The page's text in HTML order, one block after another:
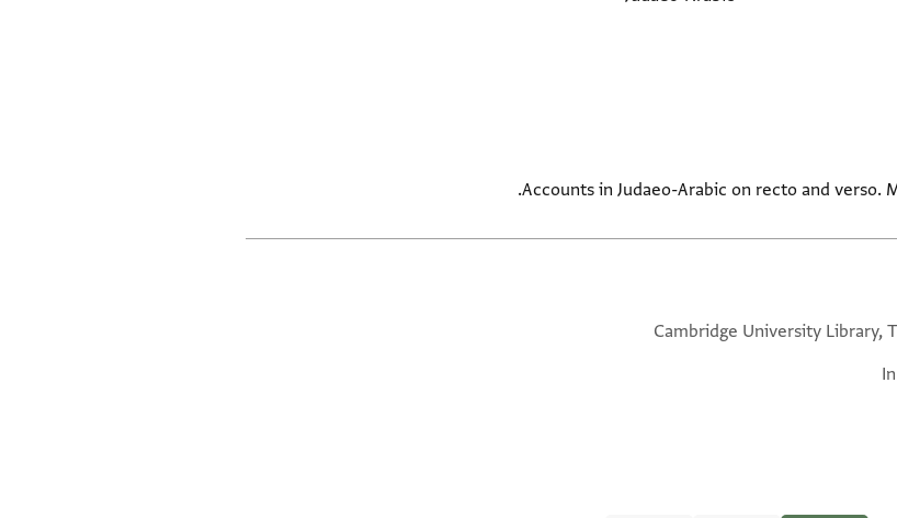
Accounts in Judaeo-Arabic on recto and verso.
Cambridge University Library,